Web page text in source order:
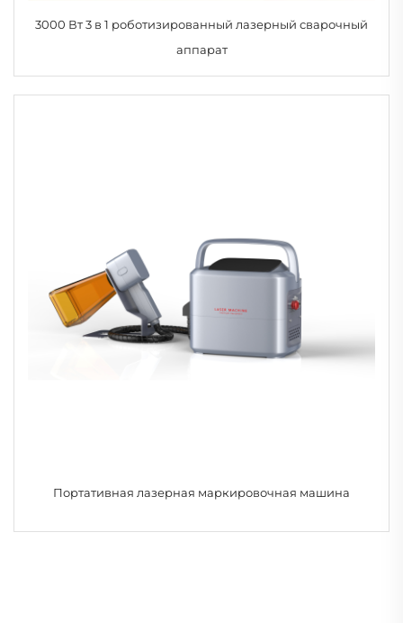
3000 Вт 3 в 1 роботизированный лазерный сварочный
аппарат
Портативная лазерная маркировочная машина